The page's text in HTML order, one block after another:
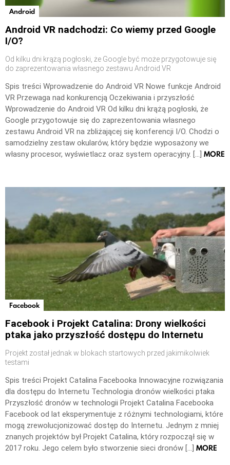
Android
Android VR nadchodzi: Co wiemy przed Google
I/O?
Od kilku dni krążą pogłoski, że Google być może przygotowuje się
do zaprezentowania własnego zestawu Android VR
Spis treści Wprowadzenie do Android VR Nowe funkcje Android
VR Przewaga nad konkurencją Oczekiwania i przyszłość
Wprowadzenie do Android VR Od kilku dni krążą pogłoski, że
Google przygotowuje się do zaprezentowania własnego
zestawu Android VR na zbliżającej się konferencji I/O. Chodzi o
samodzielny zestaw okularów, który będzie wyposażony we
własny procesor, wyświetlacz oraz system operacyjny. […] MORE
Facebook
Facebook i Projekt Catalina: Drony wielkości
ptaka jako przyszłość dostępu do Internetu
Projekt został jednak w blokach startowych przed jakimikolwiek
testami
Spis treści Projekt Catalina Facebooka Innowacyjne rozwiązania
dla dostępu do Internetu Technologia dronów wielkości ptaka
Przyszłość dronów w technologii Projekt Catalina Facebooka
Facebook od lat eksperymentuje z różnymi technologiami, które
mogą zrewolucjonizować dostęp do Internetu. Jednym z mniej
znanych projektów był Projekt Catalina, który rozpoczął się w
2017 roku. Jego celem było stworzenie sieci dronów […] MORE